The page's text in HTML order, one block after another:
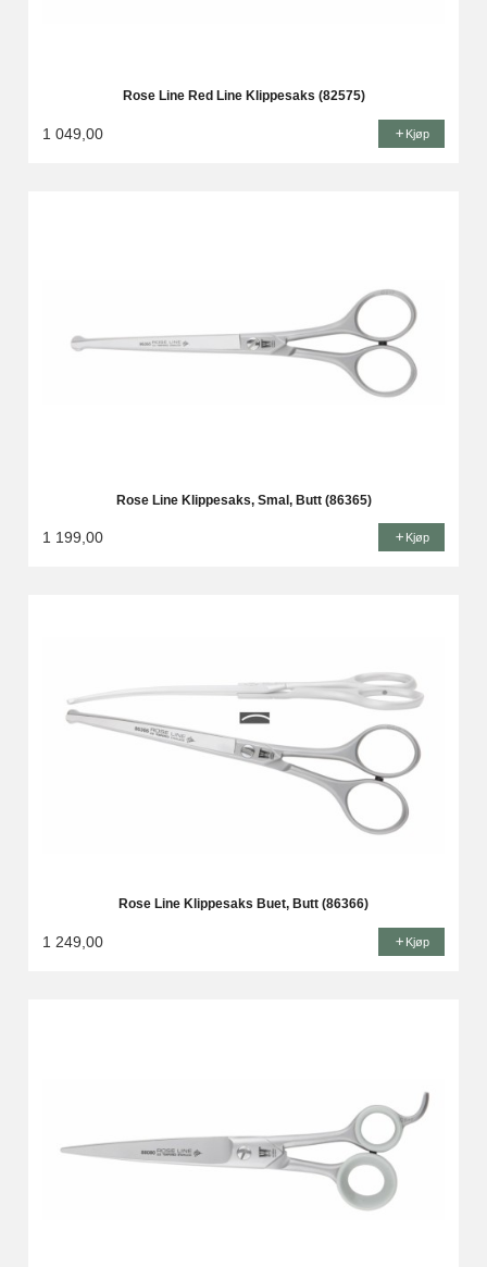
Rose Line Red Line Klippesaks (82575)
1 049,00 Kjøp
Rose Line Klippesaks, Smal, Butt (86365)
1 199,00 Kjøp
Rose Line Klippesaks Buet, Butt (86366)
1 249,00 Kjøp